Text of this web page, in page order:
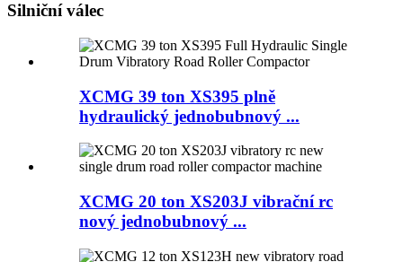
Silniční válec
XCMG 39 ton XS395 plně
hydraulický jednobubnový ...
XCMG 20 ton XS203J vibrační rc
nový jednobubnový ...